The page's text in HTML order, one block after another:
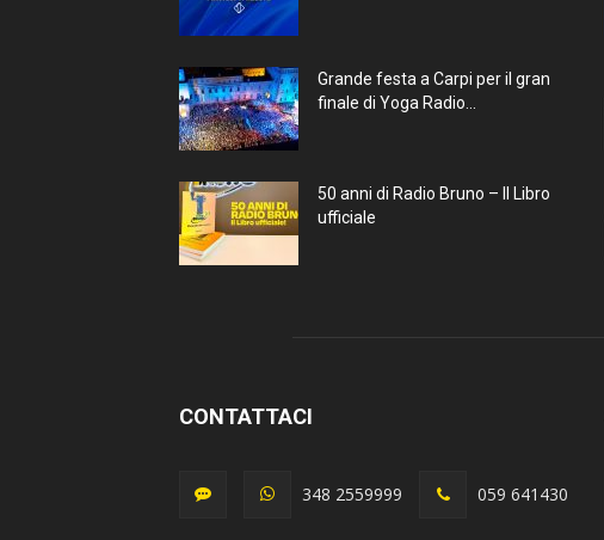
Grande festa a Carpi per il gran
finale di Yoga Radio...
50 anni di Radio Bruno – Il Libro
ufficiale
CONTATTACI
348 2559999 059 641430